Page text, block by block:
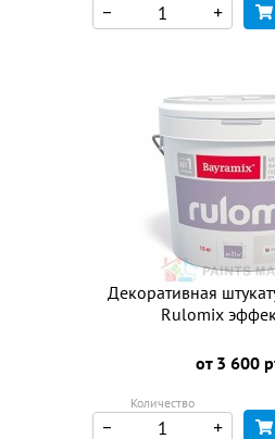
Декоративная
Rulomix
от 3 600
Количество